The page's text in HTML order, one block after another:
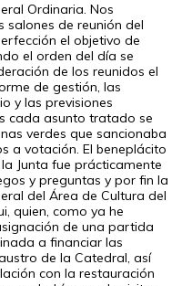
Ordinaria. Nos
salones de reunión del
el objetivo de
el orden del día se
de los reunidos el
de gestión, las
y las previsiones
cada asunto tratado se
verdes que sancionaba
a votación. El beneplácito
Junta fue prácticamente
y preguntas y por fin la
del Área de Cultura del
quien, como ya he
de una partida
a financiar las
de la Catedral, así
con la restauración